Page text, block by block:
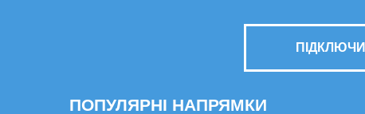
ПОПУЛЯРНІ НАПРЯМКИ